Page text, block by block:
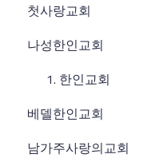
첫사랑교회
나성한인교회
한인교회
베델한인교회
남가주사랑의교회